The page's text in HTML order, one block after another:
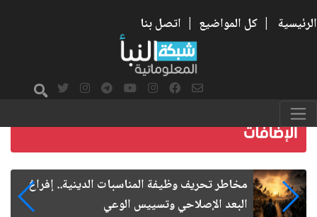
الرئيسية | كل المواضيع | اتصل بنا
زيارة الأربعين.. من الفاعلية المجتمعية إلى المواطنة
الفاعلة